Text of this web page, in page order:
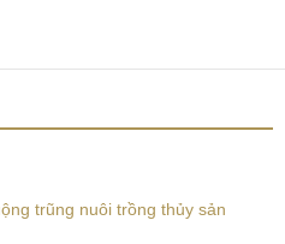
trũng nuôi trồng thủy sản